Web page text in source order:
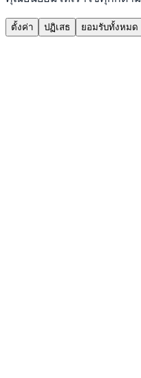
ตั้งค่า ปฏิเสธ ยอมรับทั้งหมด